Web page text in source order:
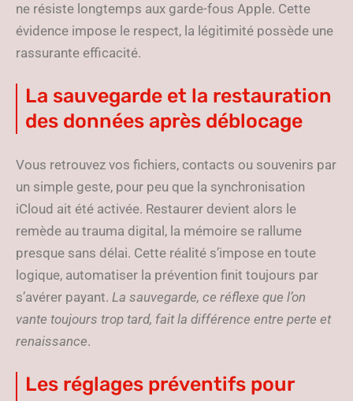
ne résiste longtemps aux garde-fous Apple. Cette
évidence impose le respect, la légitimité possède une
rassurante efficacité.
La sauvegarde et la restauration
des données après déblocage
Vous retrouvez vos fichiers, contacts ou souvenirs par
un simple geste, pour peu que la synchronisation
iCloud ait été activée. Restaurer devient alors le
remède au trauma digital, la mémoire se rallume
presque sans délai. Cette réalité s’impose en toute
logique, automatiser la prévention finit toujours par
s’avérer payant. La sauvegarde, ce réflexe que l’on
vante toujours trop tard, fait la différence entre perte et
renaissance.
Les réglages préventifs pour